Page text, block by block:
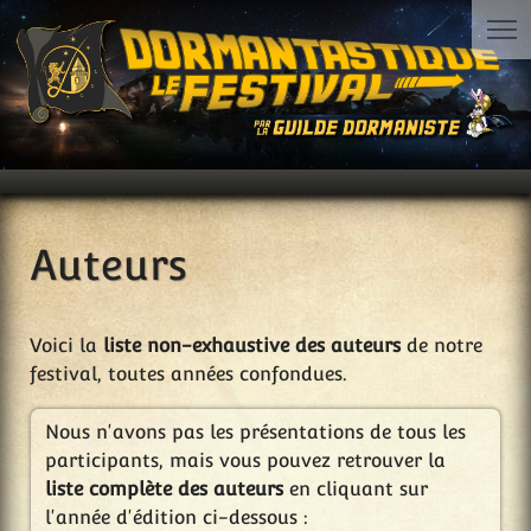
Auteurs
Voici la liste non-exhaustive des auteursde notre
festival, toutes années confondues.
Nous n'avons pas les présentations de tous les
participants, mais vous pouvez retrouver la
liste complète des auteursen cliquant sur
l'année d'édition ci-dessous :